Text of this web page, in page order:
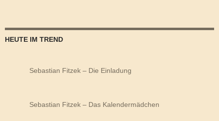
HEUTE IM TREND
Sebastian Fitzek – Die Einladung
Sebastian Fitzek – Das Kalendermädchen